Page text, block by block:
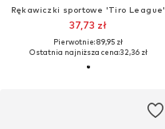
Rękawiczki sportowe 'Tiro League'
37,73 zł
Pierwotnie: 89,95 zł
Ostatnia najniższa cena:32,36 zł